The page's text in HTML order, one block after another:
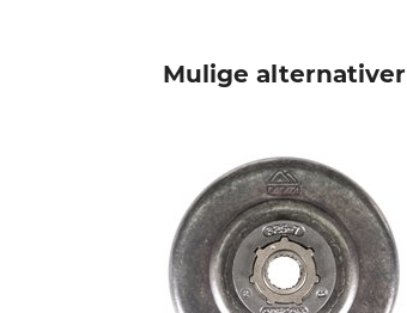
Mulige alternativer